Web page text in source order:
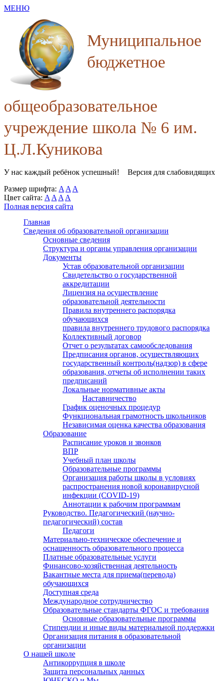
МЕНЮ
Муниципальное
бюджетное
общеобразовательное
учреждение школа № 6 им.
Ц.Л.Куникова
У нас каждый ребёнок успешный!
Версия для слабовидящих
Размер шрифта: A A A
Цвет сайта: A A A A
Полная версия сайта
Главная
Сведения об образовательной организации
Основные сведения
Структура и органы управления организации
Документы
Устав образовательной организации
Свидетельство о государственной
аккредитации
Лицензия на осуществление
образовательной деятельности
Правила внутреннего распорядка
обучающихся
правила внутреннего трудового распорядка
Коллективный договор
Отчет о результатах самообследования
Предписания органов, осуществляющих
государственный контроль(надзор) в сфере
образования, отчеты об исполнении таких
предписаний
Локальные нормативные акты
Наставничество
График оценочных процедур
Функциональная грамотность школьников
Независимая оценка качества образования
Образование
Расписание уроков и звонков
ВПР
Учебный план школы
Образовательные программы
Организация работы школы в условиях
распространения новой коронавирусной
инфекции (CОVID-19)
Аннотации к рабочим программам
Руководство. Педагогический (научно-
педагогический) состав
Педагоги
Материально-техническое обеспечение и
оснащенность образовательного процесса
Платные образовательные услуги
Финансово-хозяйственная деятельность
Вакантные места для приема(перевода)
обучающихся
Доступная среда
Международное сотрудничество
Образовательные стандарты ФГОС и требования
Основные образовательные программы
Стипендии и иные виды материальной поддержки
Организация питания в образовательной
организации
О нашей школе
Антикоррупция в школе
Защита персональных данных